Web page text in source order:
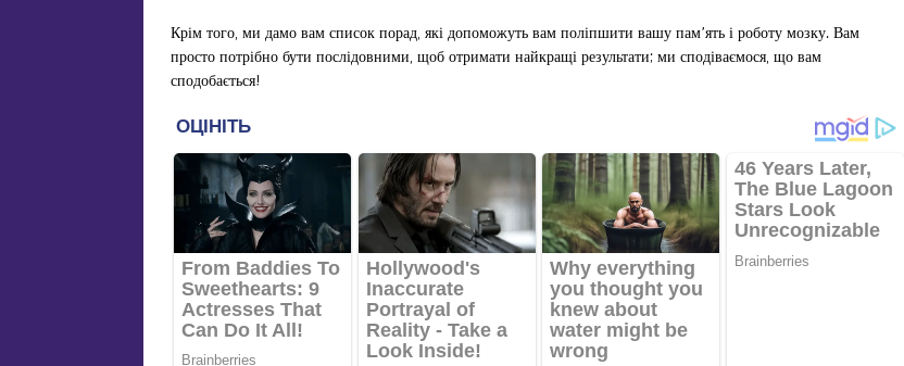
Крім того, ми дамо вам список порад, які допоможуть вам поліпшити вашу пам’ять і роботу мозку. Вам
просто потрібно бути послідовними, щоб отримати найкращі результати; ми сподіваємося, що вам
сподобається!